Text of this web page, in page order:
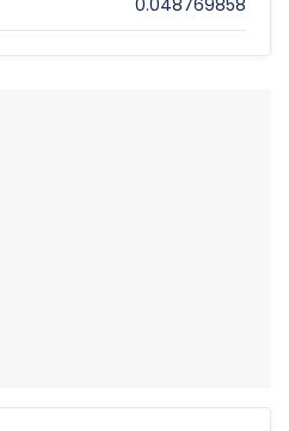
$26.10
$0.29
0.048769858